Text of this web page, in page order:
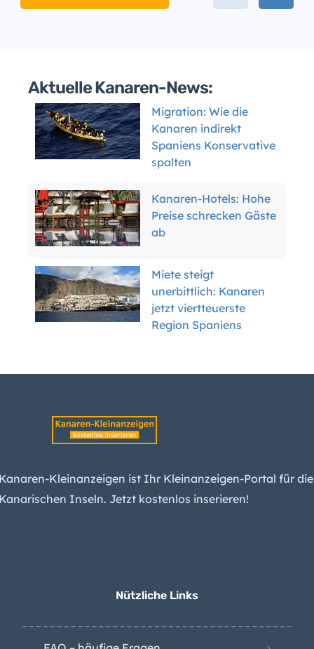
Aktuelle Kanaren-News:
Migration: Wie die
Kanaren indirekt
Spaniens Konservative
spalten
Kanaren-Hotels: Hohe
Preise schrecken Gäste
ab
Miete steigt
unerbittlich: Kanaren
jetzt viertteuerste
Region Spaniens
Kanaren erwarten
Inselring-Finale
Kleinanzeigen ist Ihr Kleinanzeigen-Portal für die
Inseln. Jetzt kostenlos inserieren!
Nützliche Links